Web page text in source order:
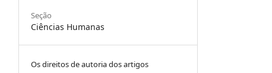
Seção
Ciências Humanas
Os direitos de autoria dos artigos